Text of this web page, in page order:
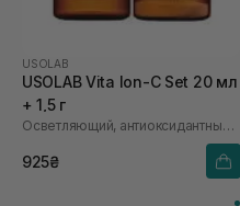
USOLAB
USOLAB Vita Ion-C Set 20 мл
+ 1,5 г
Осветляющий, антиоксидантный и омолаживающий набор
925₴